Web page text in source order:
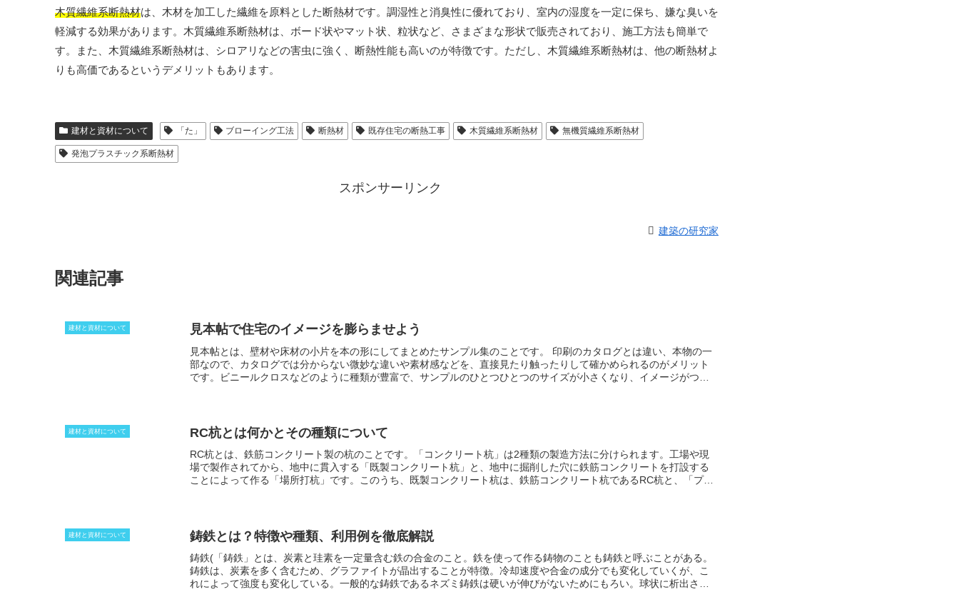
木質繊維系断熱材は、木材を加工した繊維を原料とした断熱材です。調湿性と消臭性に優れており、室内の湿度を一定に保ち、嫌な臭いを
軽減する効果があります。木質繊維系断熱材は、ボード状やマット状、粒状など、さまざまな形状で販売されており、施工方法も簡単で
す。また、木質繊維系断熱材は、シロアリなどの害虫に強く、断熱性能も高いのが特徴です。ただし、木質繊維系断熱材は、他の断熱材よ
りも高価であるというデメリットもあります。
建材と資材について 「た」 ブローイング工法 断熱材 既存住宅の断熱工事 木質繊維系断熱材 無機質繊維系断熱材
発泡プラスチック系断熱材
スポンサーリンク
建築の研究家
関連記事
建材と資材について 見本帖で住宅のイメージを膨らませよう
見本帖とは、壁材や床材の小片を本の形にしてまとめたサンプル集のことです。
印刷のカタログとは違い、本物の一
部なので、カタログでは分からない微妙な違いや素材感などを、直接見たり触ったりして確かめられるのがメリット
です。ビニールクロスなどのように種類が豊富で、サンプルのひとつひとつのサイズが小さくなり、イメージがつか
建材と資材について RC杭とは何かとその種類について
RC杭とは、鉄筋コンクリート製の杭のこと です。「コンクリート杭」は2種類の製造方法に分けられます。工場や現
場で製作されてから、地中に貫入する「既製コンクリート杭」と、地中に掘削した穴に鉄筋コンクリートを打設する
ことによって作る「場所打杭」です。このうち、既製コンクリート杭は、鉄筋コンクリート杭であるRC杭と、「プレ
建材と資材について 鋳鉄とは？特徴や種類、利用例を徹底解説
鋳鉄(「鋳鉄」とは、炭素と珪素を一定量含む鉄の合金のこと。鉄を使って作る鋳物のことも鋳鉄と呼ぶことがある。
鋳鉄は、炭素を多く含むため、グラファイトが晶出することが特徴。冷却速度や合金の成分でも変化していくが、こ
れによって強度も変化している。一般的な鋳鉄であるネズミ鋳鉄は硬いが伸びがないためにもろい。球状に析出され